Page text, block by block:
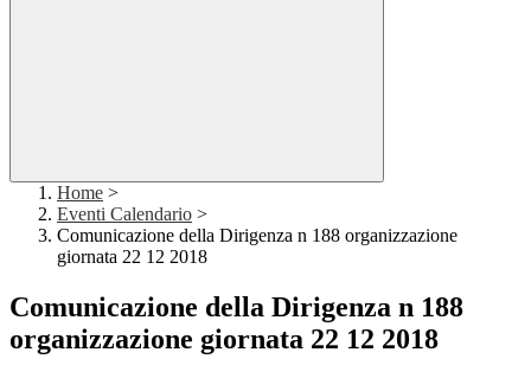
Home >
Eventi Calendario >
Comunicazione della Dirigenza n 188 organizzazione
giornata 22 12 2018
Comunicazione della Dirigenza n 188
organizzazione giornata 22 12 2018